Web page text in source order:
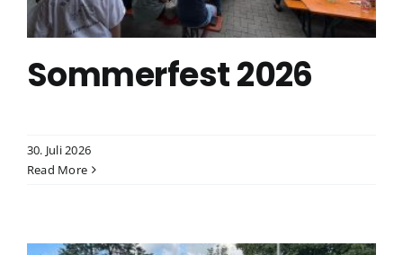
Sommerfest 2026
30. Juli 2026
Read More